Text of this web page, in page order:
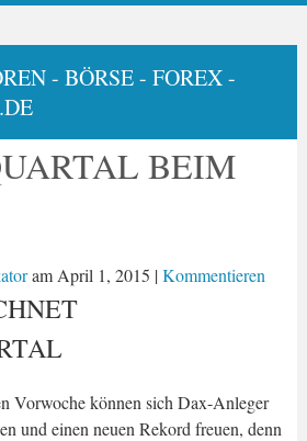
- BÖRSE - FOREX -
BEIM
am April 1, 2015 |Kommentieren
Vorwoche können sich Dax-Anleger
und einen neuen Rekord freuen, denn